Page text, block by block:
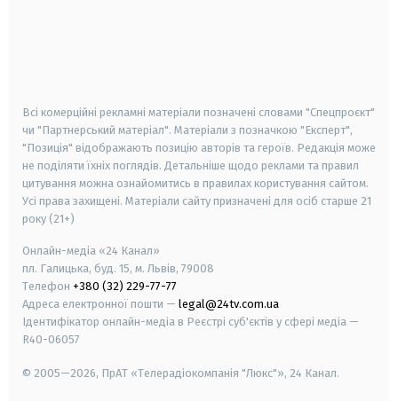
Всі комерційні рекламні матеріали позначені словами "Спецпроєкт"
чи "Партнерський матеріал". Матеріали з позначкою "Експерт",
"Позиція" відображають позицію авторів та героїв. Редакція може
не поділяти їхніх поглядів. Детальніше щодо реклами та правил
цитування можна ознайомитись в правилах користування сайтом.
Усі права захищені. Матеріали сайту призначені для осіб старше 21
року (21+)
Онлайн-медіа «24 Канал»
пл. Галицька, буд. 15, м. Львів, 79008
Телефон +380 (32) 229-77-77
Адреса електронної пошти — legal@24tv.com.ua
Ідентифікатор онлайн-медіа в Реєстрі суб'єктів у сфері медіа —
R40-06057
© 2005—2026, ПрАТ «Телерадіокомпанія "Люкс"», 24 Канал.